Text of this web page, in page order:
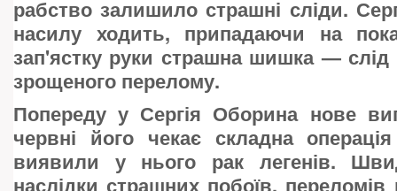
рабство залишило страшні сліди.
насилу ходить, припадаючи на
зап'ястку руки страшна шишка — слід
зрощеного перелому.
Попереду у Сергія Оборина нове
червні його чекає складна
виявили у нього рак легенів.
наслідки страшних побоїв,